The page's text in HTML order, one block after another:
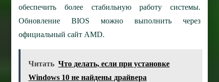
обеспечить более стабильную работу системы.
Обновление BIOS можно выполнить через
официальный сайт AMD.
Читать Что делать, если при установке
Windows 10 не найдены драйвера